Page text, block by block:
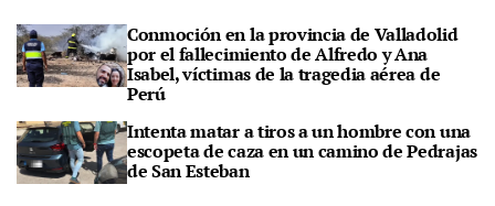
Conmoción en la provincia de Valladolid
por el fallecimiento de Alfredo y Ana
Isabel, víctimas de la tragedia aérea de
Perú
Intenta matar a tiros a un hombre con una
escopeta de caza en un camino de Pedrajas
de San Esteban